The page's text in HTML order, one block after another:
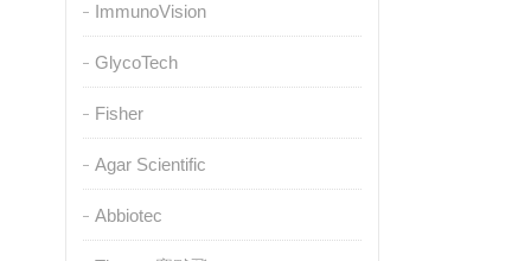
ImmunoVision
GlycoTech
Fisher
Agar Scientific
Abbiotec